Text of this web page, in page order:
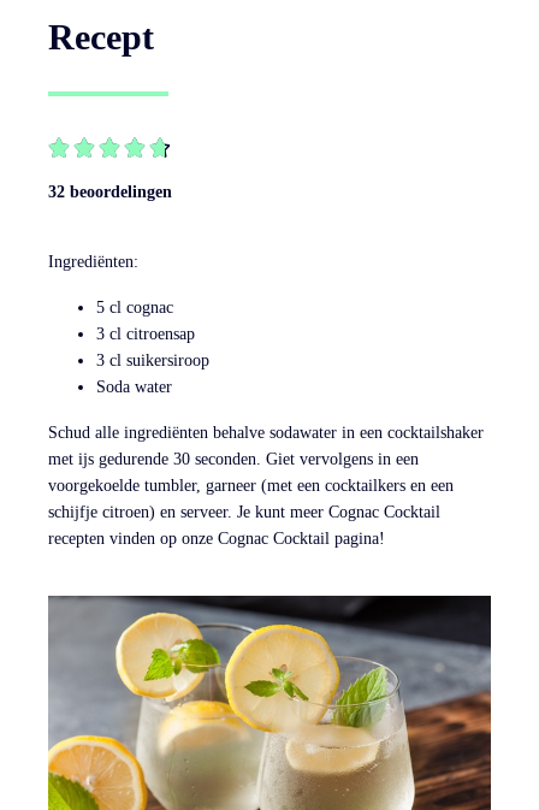
Recept

32 beoordelingen
Ingrediënten:
5 cl cognac
3 cl citroensap
3 cl suikersiroop
Soda water
Schud alle ingrediënten behalve sodawater in een cocktailshaker
met ijs gedurende 30 seconden. Giet vervolgens in een
voorgekoelde tumbler, garneer (met een cocktailkers en een
schijfje citroen) en serveer. Je kunt meer Cognac Cocktail
recepten vinden op onze Cognac Cocktail pagina!